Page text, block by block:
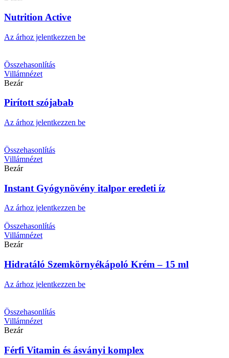
Nutrition Active
Az árhoz jelentkezzen be
Összehasonlítás
Villámnézet
Bezár
Pirított szójabab
Az árhoz jelentkezzen be
Összehasonlítás
Villámnézet
Bezár
Instant Gyógynövény italpor eredeti íz
Az árhoz jelentkezzen be
Összehasonlítás
Villámnézet
Bezár
Hidratáló Szemkörnyékápoló Krém – 15 ml
Az árhoz jelentkezzen be
Összehasonlítás
Villámnézet
Bezár
Férfi Vitamin és ásványi komplex